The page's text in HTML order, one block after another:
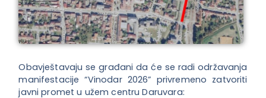
Obavještavaju se građani da će se radi održavanja
manifestacije “Vinodar 2026” privremeno zatvoriti
javni promet u užem centru Daruvara: